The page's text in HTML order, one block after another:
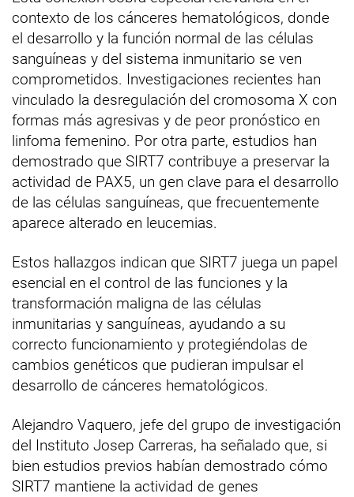
contexto de los cánceres hematológicos, donde
el desarrollo y la función normal de las células
sanguíneas y del sistema inmunitario se ven
comprometidos. Investigaciones recientes han
vinculado la desregulación del cromosoma X con
formas más agresivas y de peor pronóstico en
linfoma femenino. Por otra parte, estudios han
demostrado que SIRT7 contribuye a preservar la
actividad de PAX5, un gen clave para el desarrollo
de las células sanguíneas, que frecuentemente
aparece alterado en leucemias.
Estos hallazgos indican que SIRT7 juega un papel
esencial en el control de las funciones y la
transformación maligna de las células
inmunitarias y sanguíneas, ayudando a su
correcto funcionamiento y protegiéndolas de
cambios genéticos que pudieran impulsar el
desarrollo de cánceres hematológicos.
Alejandro Vaquero, jefe del grupo de investigación
del Instituto Josep Carreras, ha señalado que, si
bien estudios previos habían demostrado cómo
SIRT7 mantiene la actividad de genes